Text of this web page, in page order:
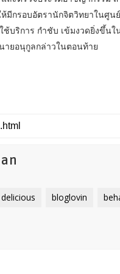
มีกรอบอัตรานักจิตวิทยาในศู
บริการ กำชับ เข้มงวดยิ่งขึ้นใ
ายอนุกูลกล่าวในตอนท้าย
delicious bloglovin